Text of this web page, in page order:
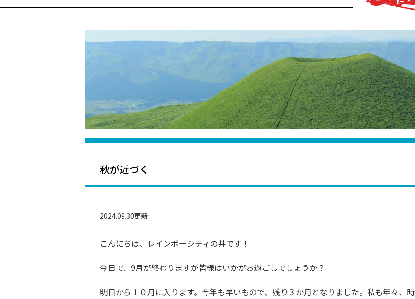
秋が近づく
2024.09.30更新
こんにちは、レインボーシティの井です！
今日で、9月が終わりますが皆様はいかがお過ごしでしょうか？
明日から１０月に入ります。今年も早いもので、残り３か月となりました。私も年々、時